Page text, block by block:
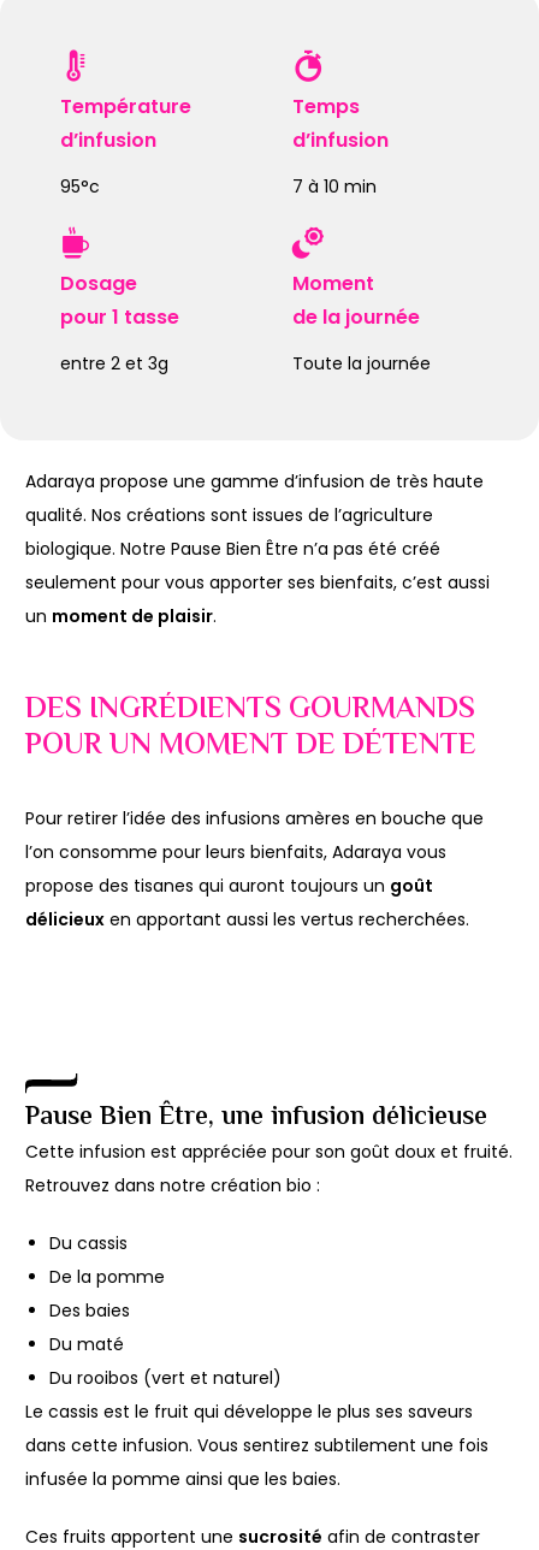
Température
d’infusion
95°c
Temps
d’infusion
7 à 10 min
Dosage
pour 1 tasse
entre 2 et 3g
Moment
de la journée
Toute la journée
Adaraya propose une gamme d’infusion de très haute
qualité. Nos créations sont issues de l’agriculture
biologique. Notre Pause Bien Être n’a pas été créé
seulement pour vous apporter ses bienfaits, c’est aussi
un moment de plaisir.
DES INGRÉDIENTS GOURMANDS
POUR UN MOMENT DE DÉTENTE
Pour retirer l’idée des infusions amères en bouche que
l’on consomme pour leurs bienfaits, Adaraya vous
propose des tisanes qui auront toujours un goût
délicieux en apportant aussi les vertus recherchées.
Pause Bien Être, une infusion délicieuse
Cette infusion est appréciée pour son goût doux et fruité.
Retrouvez dans notre création bio :
Du cassis
De la pomme
Des baies
Du maté
Du rooibos (vert et naturel)
Le cassis est le fruit qui développe le plus ses saveurs
dans cette infusion. Vous sentirez subtilement une fois
infusée la pomme ainsi que les baies.
Ces fruits apportent une sucrosité afin de contraster